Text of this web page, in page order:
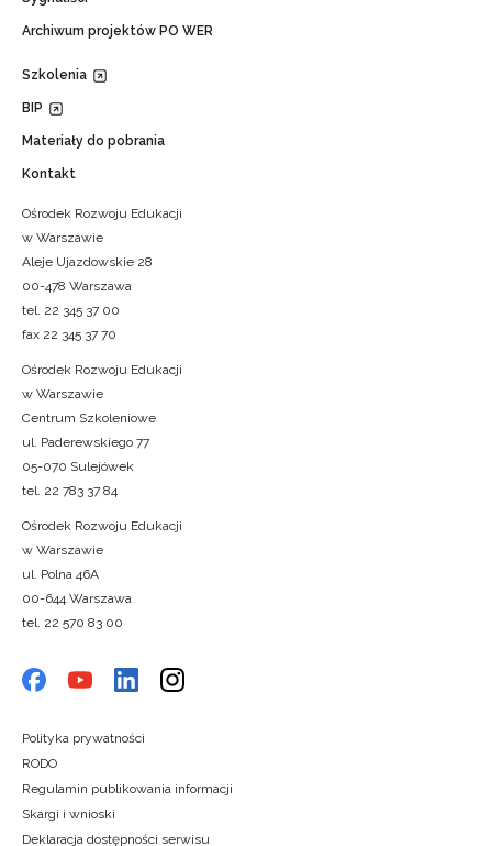
Archiwum projektów PO WER
Szkolenia
BIP
Materiały do pobrania
Kontakt
Ośrodek Rozwoju Edukacji
w Warszawie
Aleje Ujazdowskie 28
00-478 Warszawa
tel. 22 345 37 00
fax 22 345 37 70
Ośrodek Rozwoju Edukacji
w Warszawie
Centrum Szkoleniowe
ul. Paderewskiego 77
05-070 Sulejówek
tel. 22 783 37 84
Ośrodek Rozwoju Edukacji
w Warszawie
ul. Polna 46A
00-644 Warszawa
tel. 22 570 83 00
Polityka prywatności
RODO
Regulamin publikowania informacji
Skargi i wnioski
Deklaracja dostępności serwisu